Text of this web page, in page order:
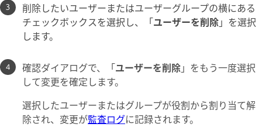
削除したいユーザーまたはユーザーグループの横にある
チェックボックスを選択し、「ユーザーを削除」を選択
します。
確認ダイアログで、「ユーザーを削除」をもう一度選択
して変更を確定します。
選択したユーザーまたはグループが役割から割り当て解
除され、変更が監査ログに記録されます。